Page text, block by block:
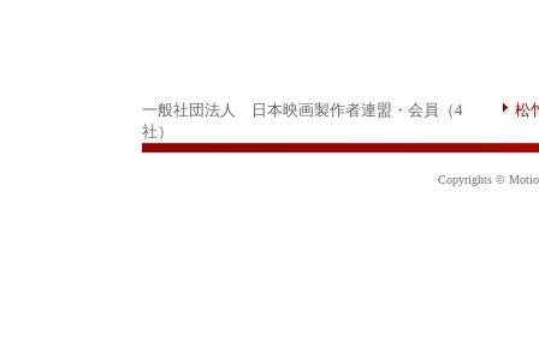
一般社団法人 日本映画製作者連盟・会員（4
社）
松
Copyrights ©